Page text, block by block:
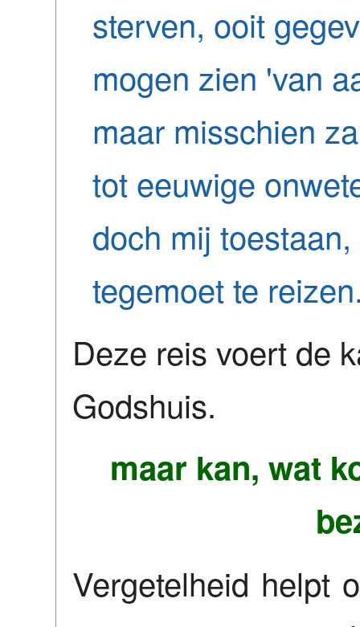
sterven, ooit
mogen zien 'van
maar misschien
tot eeuwige
doch mij
tegemoet te
Deze reis voert de
Godshuis.
maar kan, wat
Vergetelheid helpt